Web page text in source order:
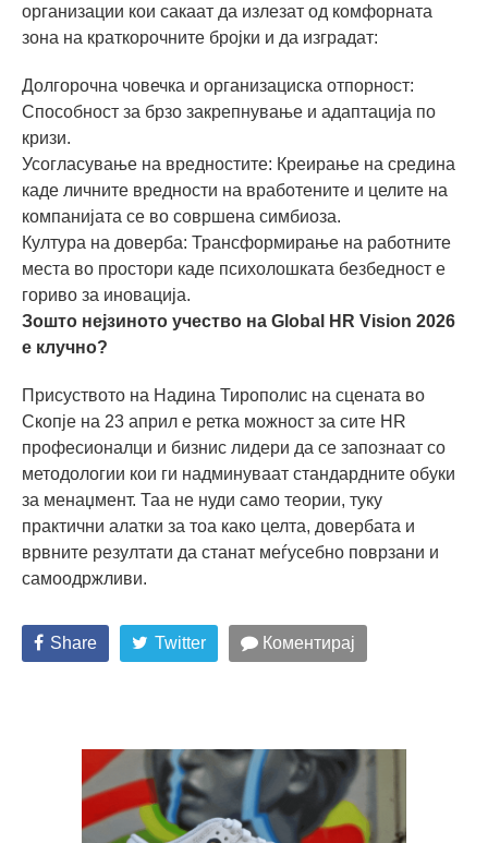
организации кои сакаат да излезат од комфорната
зона на краткорочните бројки и да изградат:
Долгорочна човечка и организациска отпорност:
Способност за брзо закрепнување и адаптација по
кризи.
Усогласување на вредностите: Креирање на средина
каде личните вредности на вработените и целите на
компанијата се во совршена симбиоза.
Култура на доверба: Трансформирање на работните
места во простори каде психолошката безбедност е
гориво за иновација.
Зошто нејзиното учество на Global HR Vision 2026
е клучно?
Присуството на Надина Тирополис на сцената во
Скопје на 23 април е ретка можност за сите HR
професионалци и бизнис лидери да се запознаат со
методологии кои ги надминуваат стандардните обуки
за менаџмент. Таа не нуди само теории, туку
практични алатки за тоа како целта, довербата и
врвните резултати да станат меѓусебно поврзани и
самоодржливи.
Share Twitter Коментирај